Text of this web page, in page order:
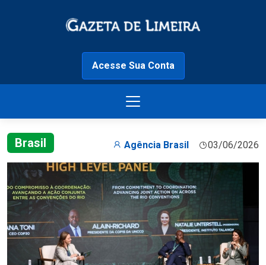
Acesse Sua Conta
Brasil Agência Brasil 03/06/2026